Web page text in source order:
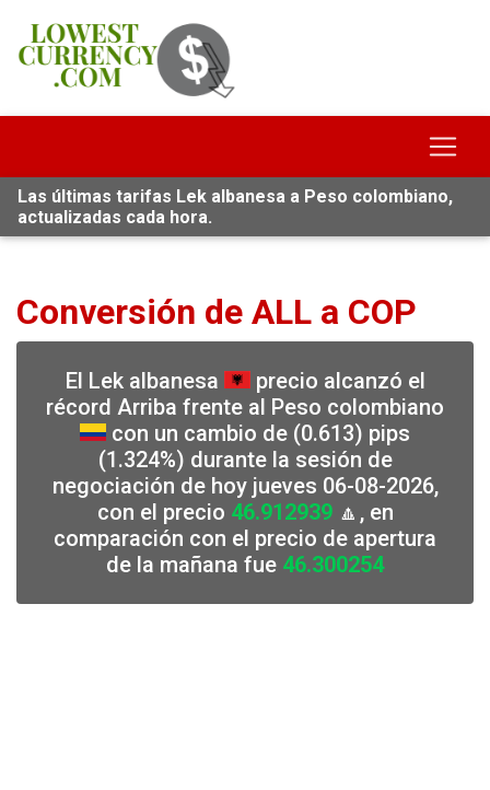
Las últimas tarifas Lek albanesa a Peso colombiano,
actualizadas cada hora.
Conversión de ALL a COP
El Lek albanesa
precio alcanzó el
récord Arriba frente al Peso colombiano
con un cambio de (0.613) pips
(1.324%) durante la sesión de
negociación de hoy jueves 06-08-2026,
con el precio 46.912939🔼, en
comparación con el precio de apertura
de la mañana fue 46.300254